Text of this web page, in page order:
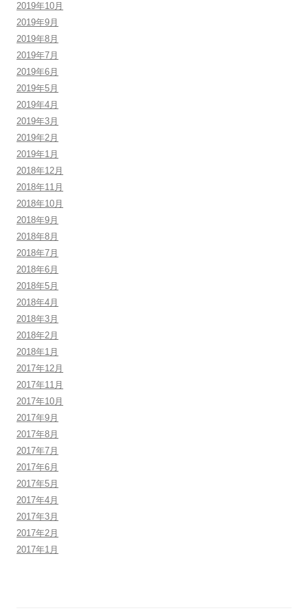
2019年10月
2019年9月
2019年8月
2019年7月
2019年6月
2019年5月
2019年4月
2019年3月
2019年2月
2019年1月
2018年12月
2018年11月
2018年10月
2018年9月
2018年8月
2018年7月
2018年6月
2018年5月
2018年4月
2018年3月
2018年2月
2018年1月
2017年12月
2017年11月
2017年10月
2017年9月
2017年8月
2017年7月
2017年6月
2017年5月
2017年4月
2017年3月
2017年2月
2017年1月